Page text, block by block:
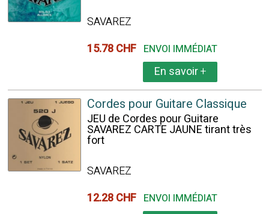
SAVAREZ
15.78 CHF ENVOI IMMÉDIAT
En savoir+
Cordes pour Guitare Classique
JEU de Cordes pour Guitare
SAVAREZ CARTE JAUNE tirant très
fort
SAVAREZ
12.28 CHF ENVOI IMMÉDIAT